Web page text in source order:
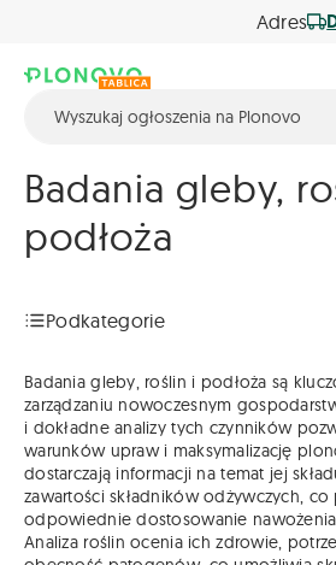
Adres
Badania gleby,
podłoża
Podkategorie
Badania gleby, roślin i podłoża są
zarządzaniu nowoczesnym
i dokładne analizy tych czynników
warunków upraw i maksymalizację
dostarczają informacji na temat jej
zawartości składników odżywczych, co
odpowiednie dostosowanie
Analiza roślin ocenia ich zdrowie,